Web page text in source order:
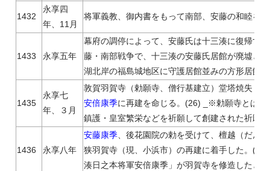
1432
永享四
年、11月
将軍義教、御内書をもって南部、安藤の和睦を
1433 永享五年
幕府の調停によって、安藤氏は十三湊に復帰す
藤・南部戦争で、十三湊の安藤氏居館が廃墟と
湖北岸の福島城地区に守護居館並みの方形居館
1435
永享七
年、３月
敦賀羽賀寺（勅願寺、僧行基建立）堂塔焼失し
安倍康季に再建を命じる。(26) _※勅願寺とは、
鎮護・皇室繁栄などを祈願して創建された祈願
1436 永享八年
安藤康季 、後花園院の勅を受けて、檀越（だん
狭羽賀寺（現、小浜市）の再建に着手した。
湊日之本将軍安倍康季」が羽賀寺を修造したと